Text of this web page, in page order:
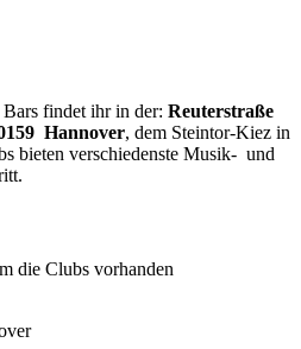
findet ihr in der: Reuterstraße
Hannover, dem Steintor-Kiez in
bieten verschiedenste Musik- und
die Clubs vorhanden